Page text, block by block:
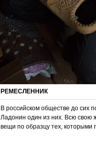
РЕМЕСЛЕННИК
В российском обществе до сих
Ладонин один из них. Всю свою
вещи по образцу тех, которыми